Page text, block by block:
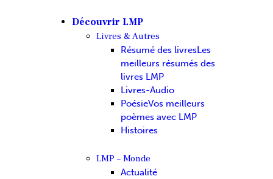
Découvrir LMP
Livres & Autres
Résumé des livresLes
meilleurs résumés des
livres LMP
Livres-Audio
PoésieVos meilleurs
poèmes avec LMP
Histoires
LMP – Monde
Actualité